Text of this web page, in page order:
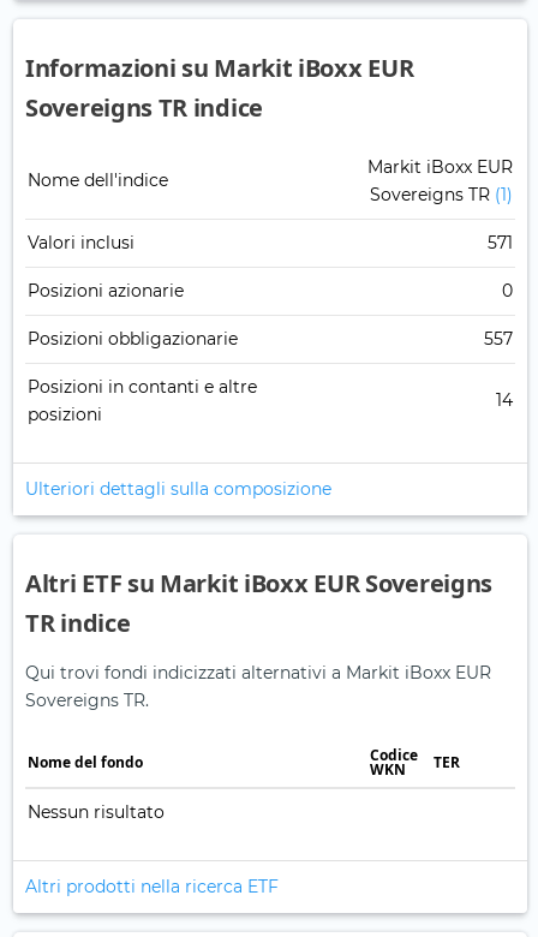
Informazioni su Markit iBoxx EUR
Sovereigns TR indice
Nome dell'indice
Markit iBoxx EUR
Sovereigns TR (1)
Valori inclusi 571
Posizioni azionarie 0
Posizioni obbligazionarie 557
Posizioni in contanti e altre
posizioni
14
Ulteriori dettagli sulla composizione
Altri ETF su Markit iBoxx EUR Sovereigns
TR indice
Qui trovi fondi indicizzati alternativi a Markit iBoxx EUR
Sovereigns TR.
Nome del fondo Codice
WKN TER
Nessun risultato
Altri prodotti nella ricerca ETF